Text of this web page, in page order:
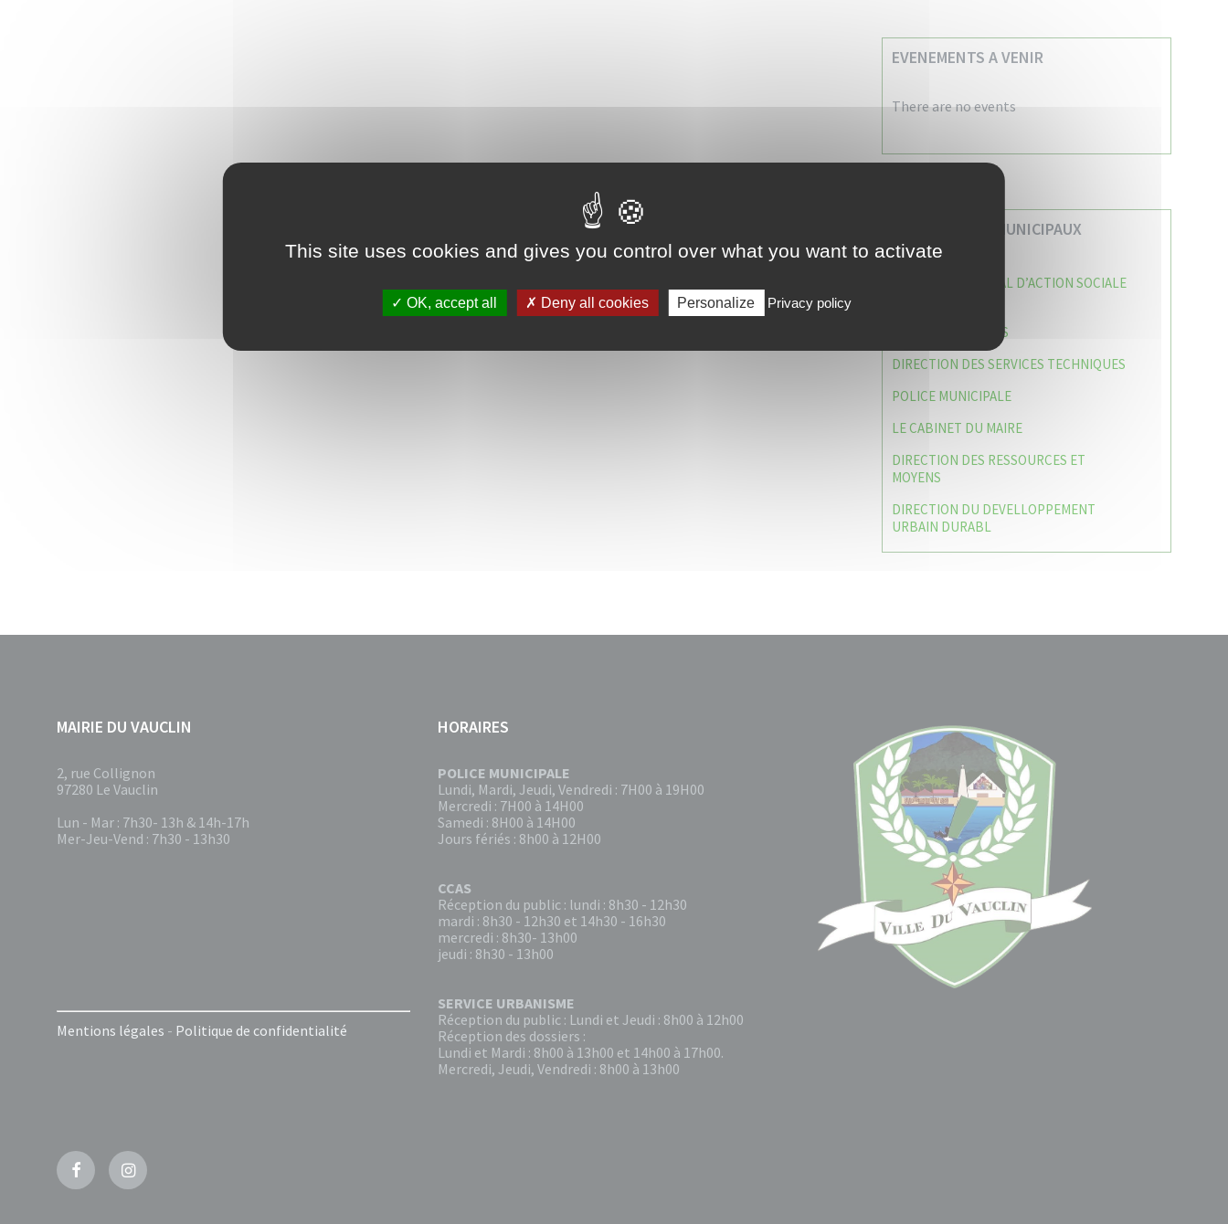
EVENEMENTS A VENIR
There are no events
VOS SERVICES MUNICIPAUX
CENTRE COMMUNAL D’ACTION SOCIALE
CAISSE DES ÉCOLES
DIRECTION DES SERVICES TECHNIQUES
POLICE MUNICIPALE
LE CABINET DU MAIRE
DIRECTION DES RESSOURCES ET
MOYENS
DIRECTION DU DEVELLOPPEMENT
URBAIN DURABL
MAIRIE DU VAUCLIN
2, rue Collignon
97280 Le Vauclin
Lun - Mar : 7h30- 13h & 14h-17h
Mer-Jeu-Vend : 7h30 - 13h30
Mentions légales - Politique de confidentialité
HORAIRES
POLICE MUNICIPALE
Lundi, Mardi, Jeudi, Vendredi : 7H00 à 19H00
Mercredi : 7H00 à 14H00
Samedi : 8H00 à 14H00
Jours fériés : 8h00 à 12H00
CCAS
Réception du public : lundi : 8h30 - 12h30
mardi : 8h30 - 12h30 et 14h30 - 16h30
mercredi : 8h30- 13h00
jeudi : 8h30 - 13h00
SERVICE URBANISME
Réception du public : Lundi et Jeudi : 8h00 à 12h00
Réception des dossiers :
Lundi et Mardi : 8h00 à 13h00 et 14h00 à 17h00.
Mercredi, Jeudi, Vendredi : 8h00 à 13h00
FacebookInstagram
This site uses cookies and gives you control over what you want to activate
OK, accept all Deny all cookies Personalize Privacy policy